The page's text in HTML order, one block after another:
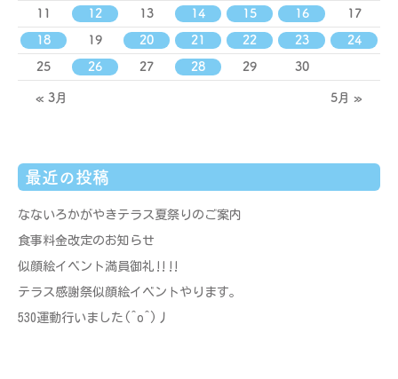
11 12 13 14 15 16 17
18 19 20 21 22 23 24
25 26 27 28 29 30
« 3月 5月 »
最近の投稿
なないろかがやきテラス夏祭りのご案内
食事料金改定のお知らせ
似顔絵イベント満員御礼‼‼
テラス感謝祭似顔絵イベントやります。
530運動行いました(^o^)丿